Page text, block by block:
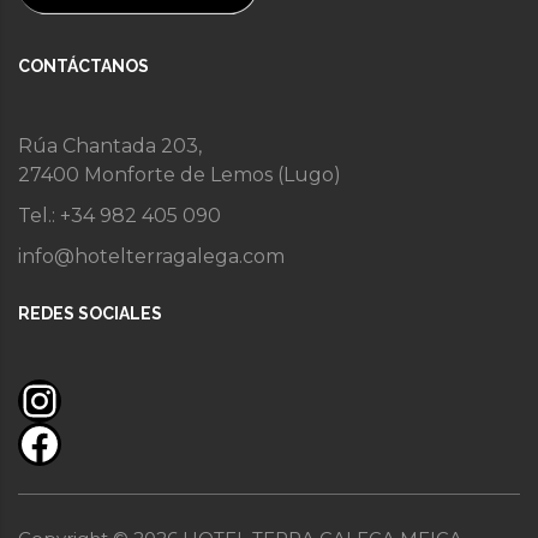
CONTÁCTANOS
Rúa Chantada 203,
27400 Monforte de Lemos (Lugo)
Tel.: +34 982 405 090
info@hotelterragalega.com
REDES SOCIALES
Instagram
Facebook